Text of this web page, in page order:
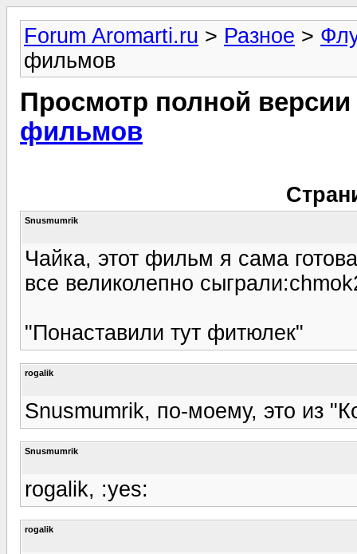
Forum Aromarti.ru > Разное >
фильмов
Просмотр полной
фильмов
Snusmumrik
Чайка, этот фильм я сама
все великолепно
"Понаставили тут фитюлек"
rogalik
Snusmumrik, по-моему, это из
Snusmumrik
rogalik, :yes:
rogalik